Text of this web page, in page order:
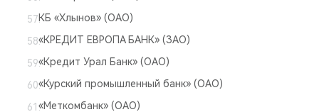
КБ «Хлынов» (ОАО)
«КРЕДИТ ЕВРОПА БАНК» (ЗАО)
«Кредит Урал Банк» (ОАО)
«Курский промышленный банк» (ОАО)
«Меткомбанк» (ОАО)